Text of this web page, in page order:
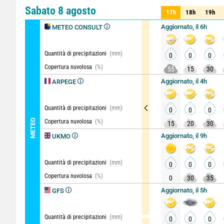
Comparatore vista
Sabato 8 agosto
METEO
METEO CONSULT
Quantità di precipitazioni (mm)
Copertura nuvolosa (%)
ARPEGE
Quantità di precipitazioni (mm)
Copertura nuvolosa (%)
UKMO
Quantità di precipitazioni (mm)
Copertura nuvolosa (%)
GFS
Quantità di precipitazioni (mm)
17h 18h 19h
17h 18h 19h
Aggiornato, il 6h
0 0 0
55
15 30
Aggiornato, il 4h
0 0 0
15
20 30
Aggiornato, il 9h
0 0 0
0
30 35
Aggiornato, il 5h
0 0 0